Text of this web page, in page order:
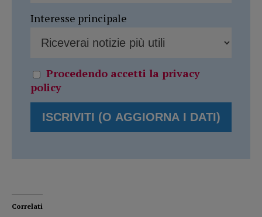
Interesse principale
Procedendo accetti la privacy
policy
Correlati